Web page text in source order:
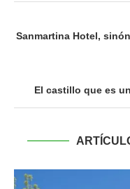
Sanmartina Hotel,
El castillo que es